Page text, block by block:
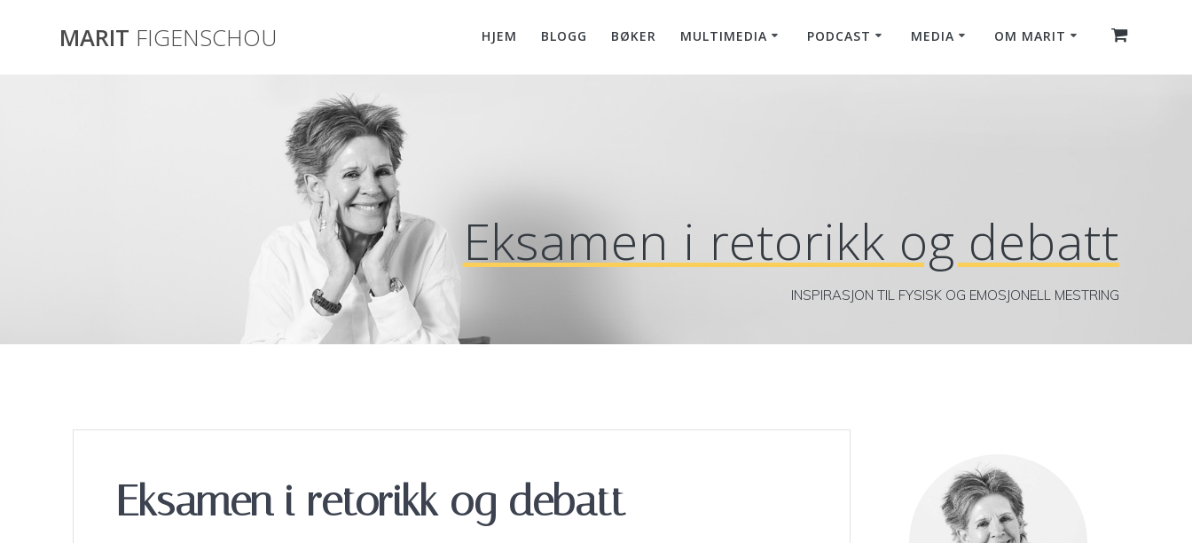
MARIT FIGENSCHOU HJEM BLOGG BØKER MULTIMEDIA PODCAST MEDIA OM MARIT
Eksamen i retorikk og debatt
INSPIRASJON TIL FYSISK OG EMOSJONELL MESTRING
Eksamen i retorikk og debatt